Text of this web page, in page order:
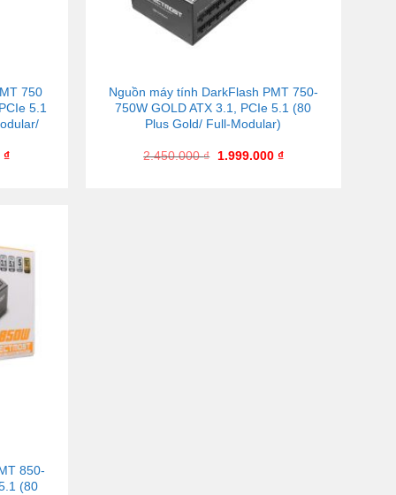
750
5.1
₫
Nguồn máy tính DarkFlash PMT 750-
750W GOLD ATX 3.1, PCIe 5.1 (80
Plus Gold/ Full-Modular)
2.450.000₫ 1.999.000 ₫
850-
(80